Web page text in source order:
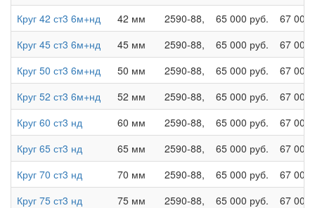
Круг 42 ст3 6м+нд
42 мм 2590-88, 65 000 руб.
67 000
Круг 45 ст3 6м+нд
45 мм 2590-88, 65 000 руб.
67 000
Круг 50 ст3 6м+нд
50 мм 2590-88, 65 000 руб.
67 000
Круг 52 ст3 6м+нд
52 мм 2590-88, 65 000 руб.
67 000
Круг 60 ст3 нд
60 мм 2590-88, 65 000 руб.
67 000
Круг 65 ст3 нд
65 мм 2590-88, 65 000 руб.
67 000
Круг 70 ст3 нд
70 мм 2590-88, 65 000 руб.
67 000
Круг 75 ст3 нд
75 мм 2590-88, 65 000 руб.
67 000